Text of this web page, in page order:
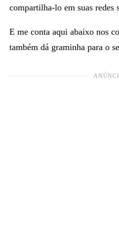
compartilha-lo em suas redes
E me conta aqui abaixo nos
também dá graminha para o